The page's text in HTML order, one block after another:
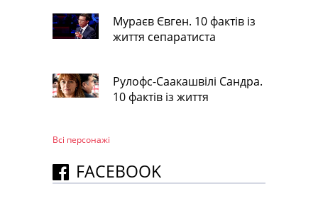
Мураєв Євген. 10 фактів із
життя сепаратиста
Рулофс-Саакашвілі Сандра.
10 фактів із життя
Всі персонажi
FACEBOOK